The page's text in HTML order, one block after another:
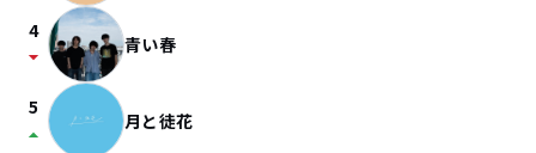
4
arrow_drop_down 青い春
5
arrow_drop_up 月と徒花